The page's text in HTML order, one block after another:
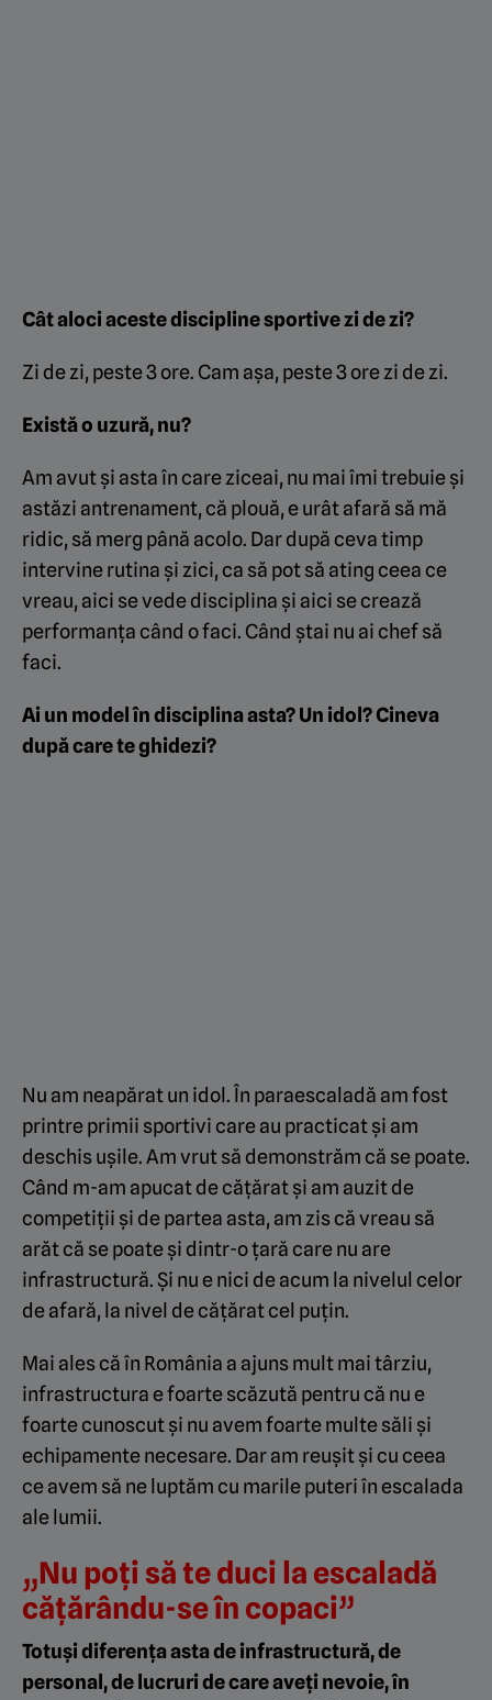
Cât aloci aceste discipline sportive zi de zi?
Zi de zi, peste 3 ore. Cam așa, peste 3 ore zi de zi.
Există o uzură, nu?
Am avut și asta în care ziceai, nu mai îmi trebuie și
astăzi antrenament, că plouă, e urât afară să mă
ridic, să merg până acolo. Dar după ceva timp
intervine rutina și zici, ca să pot să ating ceea ce
vreau, aici se vede disciplina și aici se crează
performanța când o faci. Când ștai nu ai chef să
faci.
Ai un model în disciplina asta? Un idol? Cineva
după care te ghidezi?
Nu am neapărat un idol. În paraescaladă am fost
printre primii sportivi care au practicat și am
deschis ușile. Am vrut să demonstrăm că se poate.
Când m-am apucat de cățărat și am auzit de
competiții și de partea asta, am zis că vreau să
arăt că se poate și dintr-o țară care nu are
infrastructură. Și nu e nici de acum la nivelul celor
de afară, la nivel de cățărat cel puțin.
Mai ales că în România a ajuns mult mai târziu,
infrastructura e foarte scăzută pentru că nu e
foarte cunoscut și nu avem foarte multe săli și
echipamente necesare. Dar am reușit și cu ceea
ce avem să ne luptăm cu marile puteri în escalada
ale lumii.
„Nu poți să te duci la escaladă
cățărându-se în copaci”
Totuși diferența asta de infrastructură, de
personal, de lucruri de care aveți nevoie, în